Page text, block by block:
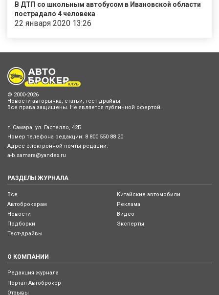
В ДТП со школьным автобусом в Ивановской области
пострадало 4 человека
22 января 2020 13:26
© 2000-2026
Новости авторынка, статьи, тест-драйвы.
Все права защищены. Не является публичной офертой.
г. Самара, ул. Гастелло, 42Б
Номер телефона редакции: 8 800 550 88 20
Адрес электронной почты редации:
a-b.samara@yandex.ru
РАЗДЕЛЫ ЖУРНАЛА
Все
Автоброкерам
Новости
Подборки
Тест-драйвы
Китайские автомобили
Реклама
Видео
Эксперты
О КОМПАНИИ
Редакция журнала
Портал Автоброкер
Отзывы